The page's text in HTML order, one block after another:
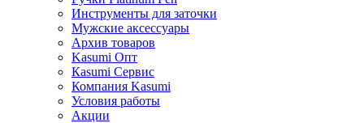
Инструменты для заточки
Мужские аксессуары
Архив товаров
Kasumi Опт
Кasumi Сервис
Компания Kasumi
Условия работы
Акции